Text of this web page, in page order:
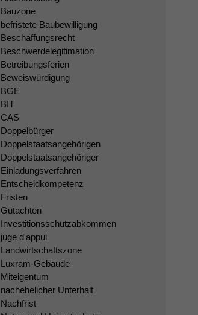
Bauzone
befristete Baubewilligung
Beschaffungsrecht
Beschwerdelegitimation
Betreibungsferien
Beweiswürdigung
BGE
BIT
CAS
Doppelbürger
Doppelstaatsangehörigen
Doppelstaatsangehöriger
Einladungsverfahren
Entscheidkompetenz
Fristen
Gutachten
Investitionsschutzabkommen
juge d'appui
Landwirtschaftszone
Luxram-Gebäude
Miteigentum
nachehelicher Unterhalt
Nachfrist